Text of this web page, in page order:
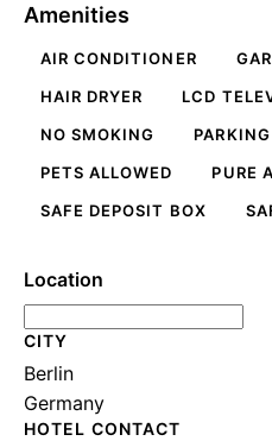
Amenities
AIR CONDITIONER
HAIR DRYER
LCD
NO SMOKING
PARKING
PETS ALLOWED
PURE
SAFE DEPOSIT BOX
Location
CITY
Berlin
Germany
HOTEL CONTACT